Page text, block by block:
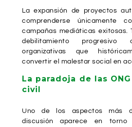
La expansión de proyectos
comprenderse únicamente
campañas mediáticas exitosas.
debilitamiento
organizativas que
convertir el malestar social en
La paradoja de las
civil
Uno de los aspectos más
discusión aparece en